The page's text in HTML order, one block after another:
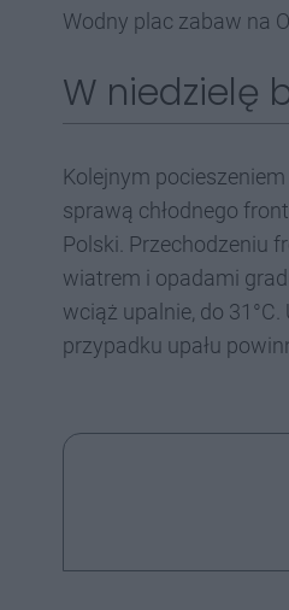
Wodny plac zabaw na
W niedzielę
Kolejnym
sprawą chłodnego
Polski. Przechodzeniu
wiatrem i opadami
wciąż upalnie, do
przypadku upału